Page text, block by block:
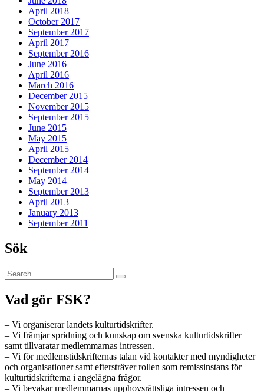
April 2018
October 2017
September 2017
April 2017
September 2016
June 2016
April 2016
March 2016
December 2015
November 2015
September 2015
June 2015
May 2015
April 2015
December 2014
September 2014
May 2014
September 2013
April 2013
January 2013
September 2011
Sök
Search
for:
Search
Vad gör FSK?
– Vi organiserar landets kulturtidskrifter.
– Vi främjar spridning och kunskap om svenska kulturtidskrifter
samt tillvaratar medlemmarnas intressen.
– Vi för medlemstidskrifternas talan vid kontakter med myndigheter
och organisationer samt eftersträver rollen som remissinstans för
kulturtidskrifterna i angelägna frågor.
– Vi bevakar medlemmarnas upphovsrättsliga intressen och